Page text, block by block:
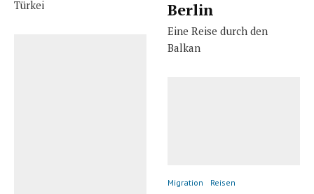
Türkei
Berlin
Eine Reise durch den
Balkan
Migration Reisen